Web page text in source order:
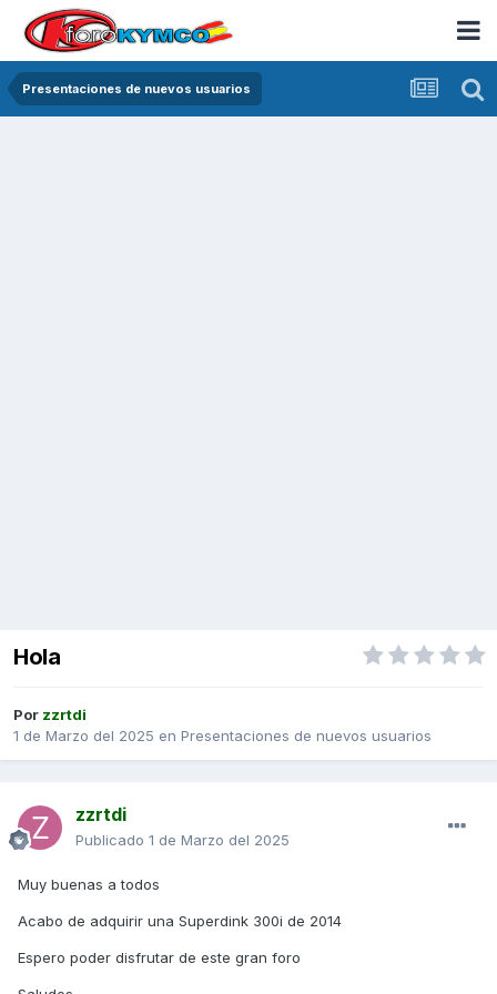
Presentaciones de nuevos usuarios
Hola
Por zzrtdi
1 de Marzo del 2025 en Presentaciones de nuevos usuarios
zzrtdi
Publicado 1 de Marzo del 2025
Muy buenas a todos
Acabo de adquirir una Superdink 300i de 2014
Espero poder disfrutar de este gran foro